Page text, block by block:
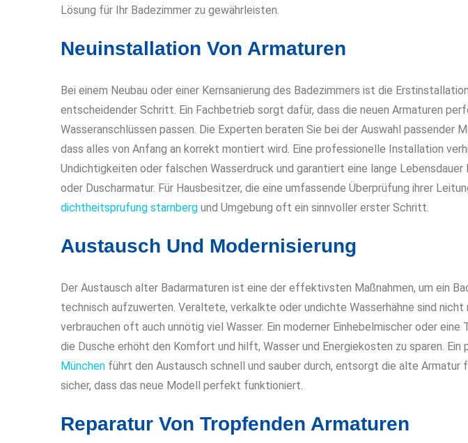
Lösung für Ihr Badezimmer zu gewährleisten.
Neuinstallation Von Armaturen
Bei einem Neubau oder einer Kernsanierung des Badezimmers ist die
entscheidender Schritt. Ein Fachbetrieb sorgt dafür, dass die neuen Armaturen
Wasseranschlüssen passen. Die Experten beraten Sie bei der Auswahl passender
dass alles von Anfang an korrekt montiert wird. Eine professionelle Installation
Undichtigkeiten oder falschen Wasserdruck und garantiert eine lange Lebensdauer
oder Duscharmatur. Für Hausbesitzer, die eine umfassende Überprüfung ihrer
dichtheitsprufung starnberg und Umgebung oft ein sinnvoller erster Schritt.
Austausch Und Modernisierung
Der Austausch alter Badarmaturen ist eine der effektivsten Maßnahmen, um ein
technisch aufzuwerten. Veraltete, verkalkte oder undichte Wasserhähne sind nicht
verbrauchen oft auch unnötig viel Wasser. Ein moderner Einhebelmischer oder
die Dusche erhöht den Komfort und hilft, Wasser und Energiekosten zu sparen. Ein
München führt den Austausch schnell und sauber durch, entsorgt die alte
sicher, dass das neue Modell perfekt funktioniert.
Reparatur Von Tropfenden Armaturen